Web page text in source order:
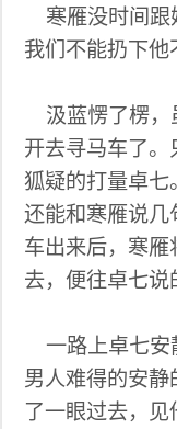
寒雁没时间跟
我们不能扔下他
汲蓝愣了楞，
开去寻马车了
狐疑的打量卓七
还能和寒雁说几
车出来后，寒雁
去，便往卓七说
一路上卓七安
男人难得的安
了一眼过去，